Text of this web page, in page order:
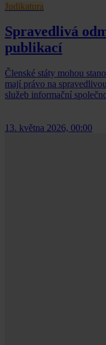
Judikatura
Spravedlivá
publikací
Členské státy mohou
mají právo na
služeb informační
13. května 2026, 00:00